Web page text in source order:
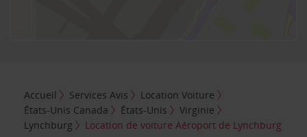
Accueil Services Avis
Location Voiture
États-Unis Canada
États-Unis
Virginie
Lynchburg
Location de voiture Aéroport de Lynchburg